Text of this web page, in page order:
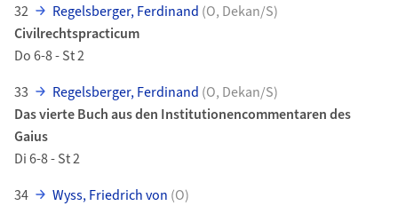
32 Regelsberger, Ferdinand (O, Dekan/S)
Civilrechtspracticum
Do 6-8 - St 2
33
Regelsberger, Ferdinand (O, Dekan/S)
Das vierte Buch aus den Institutionencommentaren des
Gaius
Di 6-8 - St 2
34
Wyss, Friedrich von (O)